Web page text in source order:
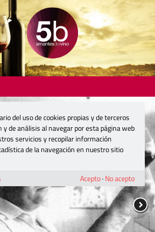
del uso de cookies propias y de terceros
y de análisis al navegar por esta página web
servicios y recopilar información
de la navegación en nuestro sitio
Acepto· No acepto